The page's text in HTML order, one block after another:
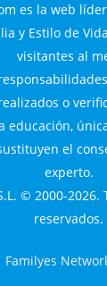
es la web
y Estilo de
visitantes al
o
educación,
el
experto.
© 2000-2026.
reservados.
Familyes